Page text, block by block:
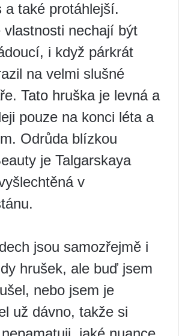
a také protáhlejší.
vlastnosti nechají být
i když párkrát
na velmi slušné
Tato hruška je levná a
pouze na konci léta a
Odrůda blízkou
je Talgarskaya
v
jsou samozřejmě i
hrušek, ale buď jsem
nebo jsem je
už dávno, takže si